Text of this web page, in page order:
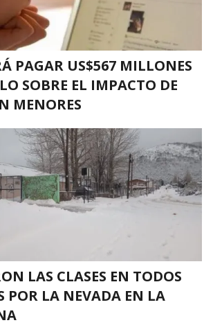
PAGAR US$567 MILLONES
SOBRE EL IMPACTO DE
MENORES
LAS CLASES EN TODOS
POR LA NEVADA EN LA